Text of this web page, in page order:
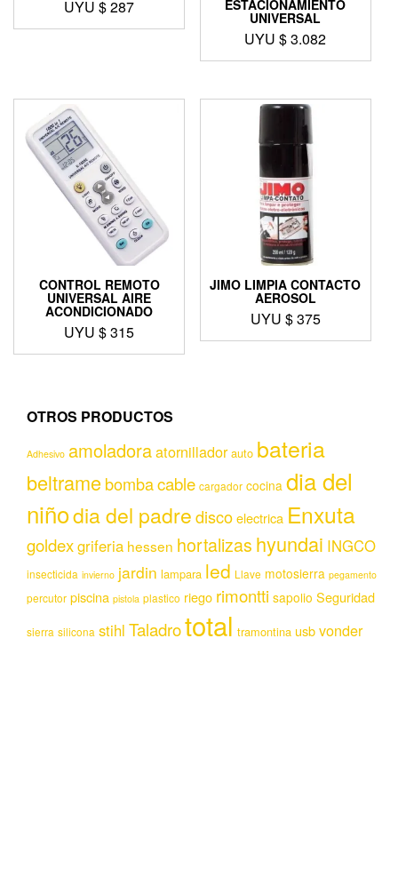
UYU $287 ESTACIONAMIENTO
UNIVERSAL
UYU $3.082
CONTROL REMOTO
UNIVERSAL AIRE
ACONDICIONADO
UYU $315
JIMO LIMPIA CONTACTO
AEROSOL
UYU $375
OTROS PRODUCTOS
Adhesivo amoladoraatornillador auto bateria
beltramebombacable cargador cocina dia del
niñodia del padrediscoelectrica Enxuta
goldexgriferia hessen hortalizas hyundai INGCO
insecticida invierno jardin lampara led Llave motosierra pegamento
percutor piscina pistola plastico riego rimontti sapolio Seguridad
sierra silicona stihl Taladrototal tramontina usbvonder